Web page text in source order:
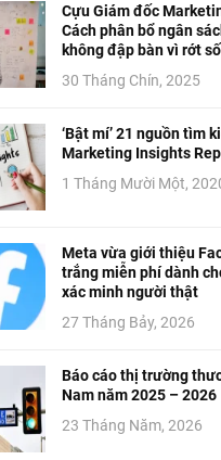
Cựu Giám đốc
Cách phân bổ ngân
không đập bàn vì rớt số
30 Tháng Chín, 2025
‘Bật mí’ 21 nguồn tìm
Marketing Insights
1 Tháng Mười Một,
Meta vừa giới thiệu
trắng miễn phí dành
xác minh người thật
27 Tháng Bảy, 2026
Báo cáo thị trường
Nam năm 2025 – 2026
23 Tháng Năm, 2026